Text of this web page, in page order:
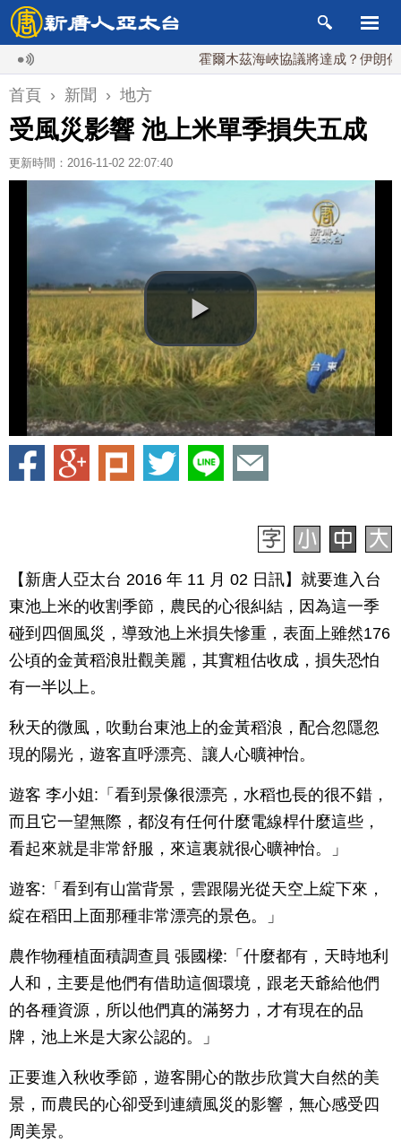
霍爾木茲海峽協議將達成？伊朗傳不收
首頁 › 新聞 › 地方
受風災影響 池上米單季損失五成
更新時間：2016-11-02 22:07:40
【新唐人亞太台 2016 年 11 月 02 日訊】就要進入台
東池上米的收割季節，農民的心很糾結，因為這一季
碰到四個風災，導致池上米損失慘重，表面上雖然176
公頃的金黃稻浪壯觀美麗，其實粗估收成，損失恐怕
有一半以上。
秋天的微風，吹動台東池上的金黃稻浪，配合忽隱忽
現的陽光，遊客直呼漂亮、讓人心曠神怡。
遊客 李小姐:「看到景像很漂亮，水稻也長的很不錯，
而且它一望無際，都沒有任何什麼電線桿什麼這些，
看起來就是非常舒服，來這裏就很心曠神怡。」
遊客:「看到有山當背景，雲跟陽光從天空上綻下來，
綻在稻田上面那種非常漂亮的景色。」
農作物種植面積調查員 張國樑:「什麼都有，天時地利
人和，主要是他們有借助這個環境，跟老天爺給他們
的各種資源，所以他們真的滿努力，才有現在的品
牌，池上米是大家公認的。」
正要進入秋收季節，遊客開心的散步欣賞大自然的美
景，而農民的心卻受到連續風災的影響，無心感受四
周美景。